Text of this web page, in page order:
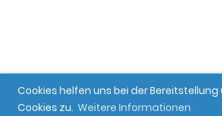
Cookies helfen uns bei der
Cookies zu. Weitere Informationen